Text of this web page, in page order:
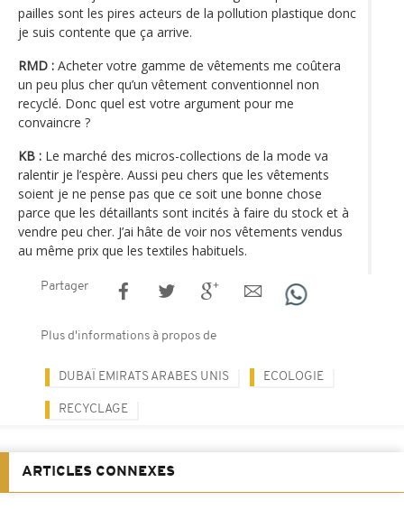
pailles sont les pires acteurs de la pollution plastique donc
je suis contente que ça arrive.
RMD : Acheter votre gamme de vêtements me coûtera
un peu plus cher qu’un vêtement conventionnel non
recyclé. Donc quel est votre argument pour me
convaincre ?
KB : Le marché des micros-collections de la mode va
ralentir je l’espère. Aussi peu chers que les vêtements
soient je ne pense pas que ce soit une bonne chose
parce que les détaillants sont incités à faire du stock et à
vendre peu cher. J’ai hâte de voir nos vêtements vendus
au même prix que les textiles habituels.
Partager
Plus d'informations à propos de
DUBAÏ EMIRATS ARABES UNIS ECOLOGIE
RECYCLAGE
ARTICLES CONNEXES